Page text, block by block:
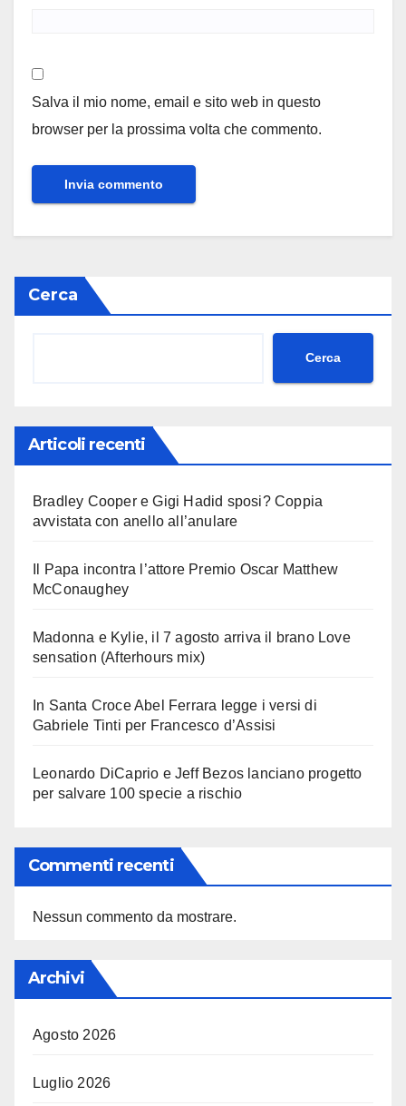
Salva il mio nome, email e sito web in questo
browser per la prossima volta che commento.
Cerca
Cerca
Articoli recenti
Bradley Cooper e Gigi Hadid sposi? Coppia
avvistata con anello all’anulare
Il Papa incontra l’attore Premio Oscar Matthew
McConaughey
Madonna e Kylie, il 7 agosto arriva il brano Love
sensation (Afterhours mix)
In Santa Croce Abel Ferrara legge i versi di
Gabriele Tinti per Francesco d’Assisi
Leonardo DiCaprio e Jeff Bezos lanciano progetto
per salvare 100 specie a rischio
Commenti recenti
Nessun commento da mostrare.
Archivi
Agosto 2026
Luglio 2026